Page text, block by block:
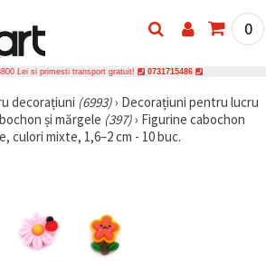
0
Lei si primesti transport gratuit! 0731715486
decorațiuni (6993)› Decorațiuni pentru lucru
și mărgele (397)› Figurine cabochon
culori mixte, 1,6–2 cm - 10 buc.